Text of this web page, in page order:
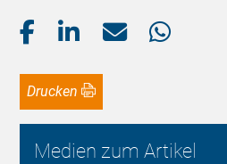
Drucken
Medien zum Artikel